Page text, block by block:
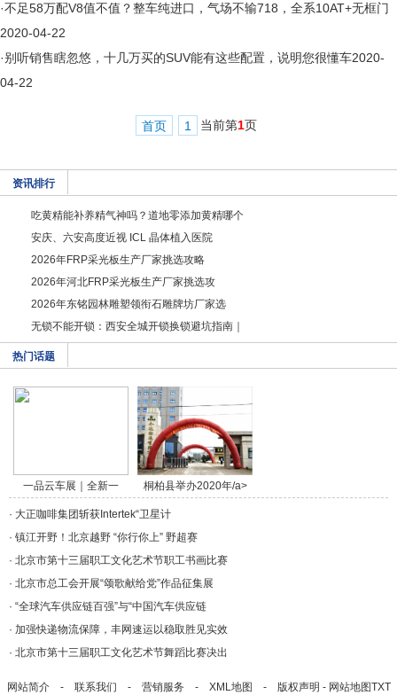
·不足58万配V8值不值？整车纯进口，气场不输718，全系10AT+无框门
2020-04-22
·别听销售瞎忽悠，十几万买的SUV能有这些配置，说明您很懂车2020-
04-22
首页 1 当前第1页
资讯排行
吃黄精能补养精气神吗？道地零添加黄精哪个
安庆、六安高度近视 ICL 晶体植入医院
2026年FRP采光板生产厂家挑选攻略
2026年河北FRP采光板生产厂家挑选攻
2026年东铭园林雕塑领衔石雕牌坊厂家选
无锁不能开锁：西安全城开锁换锁避坑指南｜
热门话题
一品云车展｜全新一
代/a>
桐柏县举办2020年/a>
· 大正咖啡集团斩获Intertek“卫星计
· 镇江开野！北京越野 “你行你上” 野超赛
· 北京市第十三届职工文化艺术节职工书画比赛
· 北京市总工会开展“颂歌献给党”作品征集展
· “全球汽车供应链百强”与“中国汽车供应链
· 加强快递物流保障，丰网速运以稳取胜见实效
· 北京市第十三届职工文化艺术节舞蹈比赛决出
网站简介- 联系我们 - 营销服务 - XML地图 - 版权声明 - 网站地图TXT